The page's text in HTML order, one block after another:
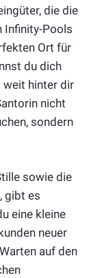
die die
Infinity-Pools
Ort für
du dich
weit hinter dir
nicht
sondern
sowie die
gibt es
eine kleine
neuer
auf den